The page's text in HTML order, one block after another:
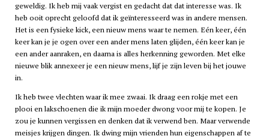
geweldig. Ik heb mij vaak vergist en gedacht dat dat interesse was. Ik
heb ooit oprecht geloofd dat ik geïnteresseerd was in andere mensen.
Het is een fysieke kick, een nieuw mens waar te nemen. Eén keer, één
keer kan je je ogen over een ander mens laten glijden, één keer kan je
een ander aanraken, en daarna is alles herkenning geworden. Met elke
nieuwe blik annexeer je een nieuw mens, lijf je zijn leven bij het jouwe
in.
Ik heb twee vlechten waar ik mee zwaai. Ik draag een rokje met een
plooi en lakschoenen die ik mijn moeder dwong voor mij te kopen. Je
zou je kunnen vergissen en denken dat ik verwend ben. Maar verwende
meisjes krijgen dingen. Ik dwing mijn vrienden hun eigenschappen af te